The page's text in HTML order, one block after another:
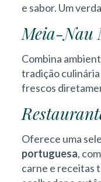
e sabor. Um
Meia-Nau
Combina
tradição
frescos
Oferece uma
portuguesa,
carne e receitas